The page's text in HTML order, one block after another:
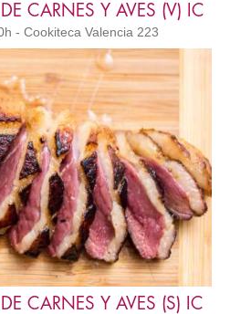
CARNES Y AVES (V) IC
- Cookiteca Valencia 223
CARNES Y AVES (S) IC